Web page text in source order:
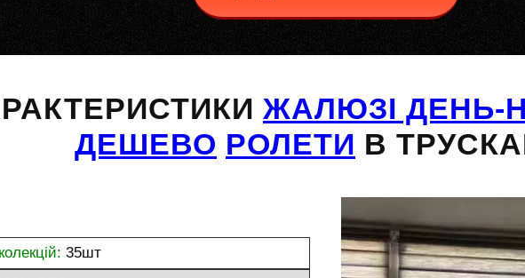
ЖАЛЮЗІ ДЕНЬ-
ДЕШЕВО РОЛЕТИ В
35шт